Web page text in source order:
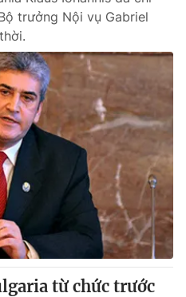
trưởng Nội vụ Gabriel
từ chức trước